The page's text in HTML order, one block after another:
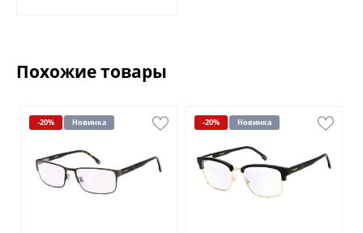
Похожие товары
-20% Новинка -20% Новинка